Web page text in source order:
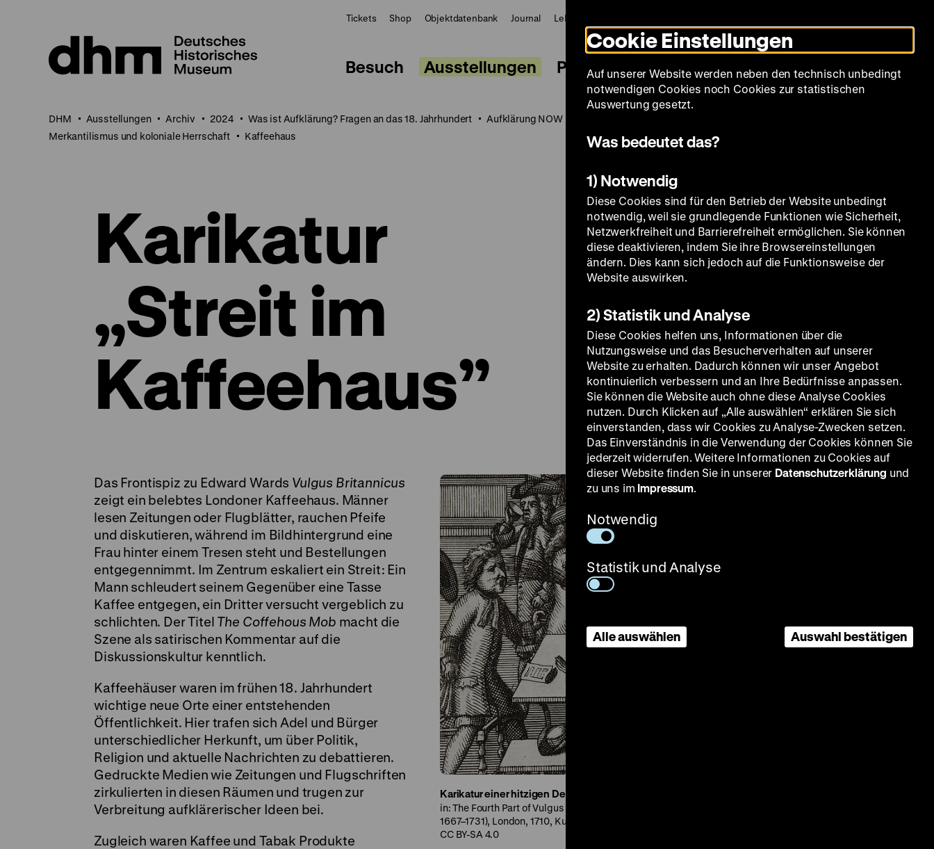
Seiteninhalt
springen
Tickets Shop Objektdatenbank Journal LeMO
Modus
umschalten
zum
Deutschen
Historischen
in
Deutscher
zum
Deutschen
Historischen
in
Leichter
Besuch Ausstellungen Programm Sammlung Bildung Museum
DHM Ausstellungen Archiv 2024 Was ist Aufklärung? Fragen an das 18. Jahrhundert Aufklärung NOW
Merkantilismus und koloniale Herrschaft
Kaffeehaus
Karikatur
„Streit im
Kaffeehaus”
Karikatur einer hitzigen Debatte im Kaffeehaus
in: The Fourth Part of Vulgus Britannicus: or, the British Hudibras, Edward Ward (Verfasser,
1667–1731), London, 1710, Kupferstich © Washington D.C., Folger Shakespeare Library,
CC BY-SA 4.0
Das Frontispiz zu Edward Wards Vulgus Britannicus
zeigt ein belebtes Londoner Kaffeehaus. Männer
lesen Zeitungen oder Flugblätter, rauchen Pfeife
und diskutieren, während im Bildhintergrund eine
Frau hinter einem Tresen steht und Bestellungen
entgegennimmt. Im Zentrum eskaliert ein Streit: Ein
Mann schleudert seinem Gegenüber eine Tasse
Kaffee entgegen, ein Dritter versucht vergeblich zu
schlichten. Der Titel The Coffehous Mob macht die
Szene als satirischen Kommentar auf die
Diskussionskultur kenntlich.
Kaffeehäuser waren im frühen 18. Jahrhundert
wichtige neue Orte einer entstehenden
Öffentlichkeit. Hier trafen sich Adel und Bürger
unterschiedlicher Herkunft, um über Politik,
Religion und aktuelle Nachrichten zu debattieren.
Gedruckte Medien wie Zeitungen und Flugschriften
zirkulierten in diesen Räumen und trugen zur
Verbreitung aufklärerischer Ideen bei.
Zugleich waren Kaffee und Tabak Produkte
Cookie Einstellungen
Auf unserer Website werden neben den technisch unbedingt
notwendigen Cookies noch Cookies zur statistischen
Auswertung gesetzt.
Was bedeutet das?
1) Notwendig
Diese Cookies sind für den Betrieb der Website unbedingt
notwendig, weil sie grundlegende Funktionen wie Sicherheit,
Netzwerkfreiheit und Barrierefreiheit ermöglichen. Sie können
diese deaktivieren, indem Sie ihre Browsereinstellungen
ändern. Dies kann sich jedoch auf die Funktionsweise der
Website auswirken.
2) Statistik und Analyse
Diese Cookies helfen uns, Informationen über die
Nutzungsweise und das Besucherverhalten auf unserer
Website zu erhalten. Dadurch können wir unser Angebot
kontinuierlich verbessern und an Ihre Bedürfnisse anpassen.
Sie können die Website auch ohne diese Analyse Cookies
nutzen. Durch Klicken auf „Alle auswählen“ erklären Sie sich
einverstanden, dass wir Cookies zu Analyse-Zwecken setzen.
Das Einverständnis in die Verwendung der Cookies können Sie
jederzeit widerrufen. Weitere Informationen zu Cookies auf
dieser Website finden Sie in unserer Datenschutzerklärung und
zu uns im Impressum.
Notwendig
Statistik und Analyse
Alle auswählen Auswahl bestätigen